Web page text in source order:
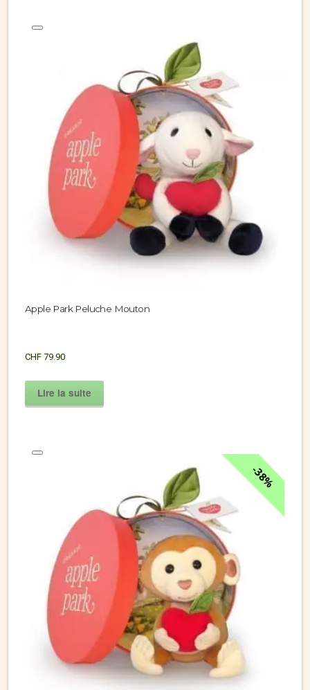
Apple Park Peluche Mouton
CHF 79.90
Lire la suite
38%